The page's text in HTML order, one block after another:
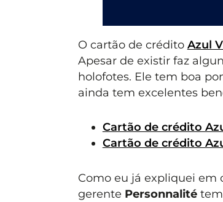
O cartão de crédito Azul
Apesar de existir faz
holofotes. Ele tem boa
ainda tem excelentes
Cartão de crédito
Cartão de crédito
Como eu já expliquei em
gerente Personnalité